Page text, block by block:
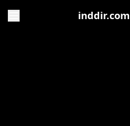
inddir.com